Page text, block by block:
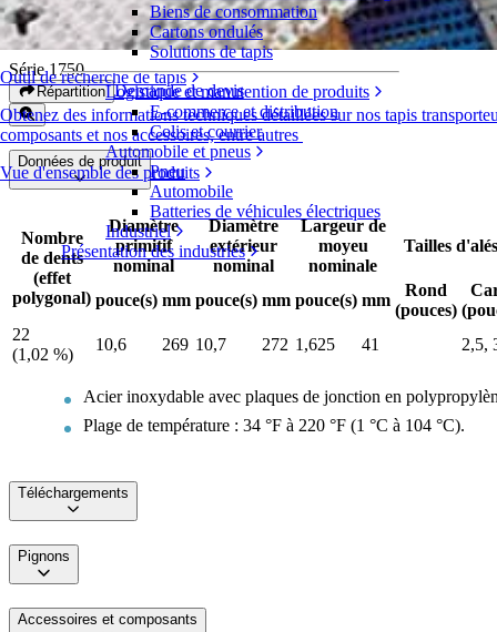
Outil de recherche de tapis
Obtenez des informations techniques détaillées sur nos tapis
composants et nos accessoires, entre autres
Vue d'ensemble des produits
Biens de consommation
Cartons ondulés
Solutions de tapis
Logistique et manutention de produits
E-commerce et distribution
Colis et courrier
Automobile et pneus
Pneu
Automobile
Batteries de véhicules électriques
Industriel
Présentation des industries
Pignons métalliques en deux parties
Série 1750
Répartition Demande de devis
Données de produit
Nombre
de dents
(effet
polygonal)
Diamètre
primitif
nominal
Diamètre
extérieur
nominal
Largeur de
moyeu
nominale
Tailles
pouce(s) mm pouce(s) mm pouce(s) mm
Rond
(pouces)
22
(1,02 %)
10,6 269 10,7 272 1,625 41 2,5,
Acier inoxydable avec plaques de jonction en
Plage de température : 34 °F à 220 °F (1 °C à 104 °C).
Téléchargements
Pignons
Accessoires et composants